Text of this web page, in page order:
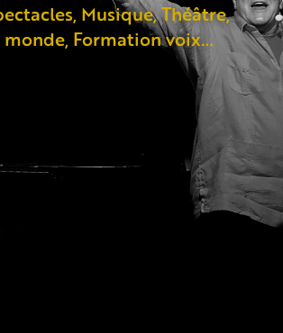
Musique, Théâtre,
Formation voix…